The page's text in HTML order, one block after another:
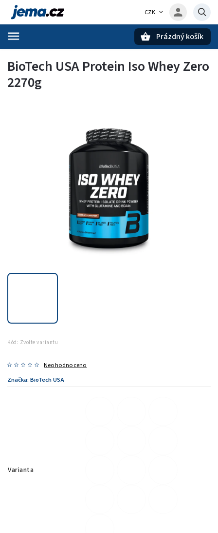
CZK
Prázdný košík
BioTech USA Protein Iso Whey Zero
2270g
Kód: Zvolte variantu
Neohodnoceno
Značka: BioTech USA
Varianta